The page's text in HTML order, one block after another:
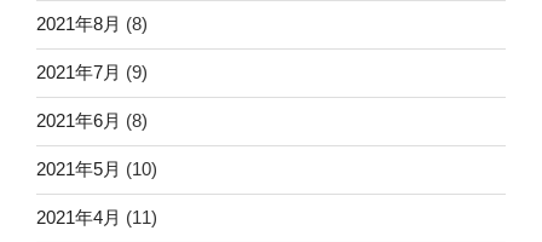
2021年8月 (8)
2021年7月 (9)
2021年6月 (8)
2021年5月 (10)
2021年4月 (11)